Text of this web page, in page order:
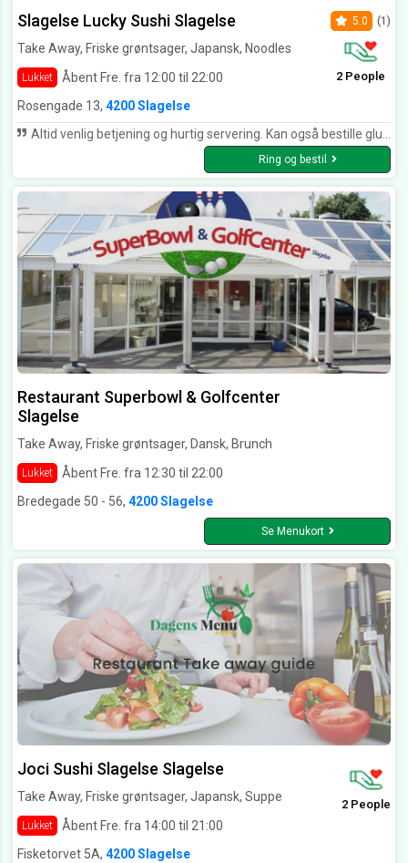
Slagelse Lucky Sushi Slagelse
Take Away, Friske grøntsager, Japansk, Noodles
Lukket Åbent Fre. fra 12:00 til 22:00
5.0 (1)
2 People
Rosengade 13, 4200 Slagelse
Altid venlig betjening og hurtig servering. Kan også bestille glutenfri og mælkeprotein fri sushi. Det er virkelig luksus. Og så smager det bare så godt. Kan virkelig anbefales.
Ring og bestil
Restaurant Superbowl & Golfcenter
Slagelse
Take Away, Friske grøntsager, Dansk, Brunch
Lukket
Åbent Fre. fra 12:30 til 22:00
Bredegade 50 - 56, 4200 Slagelse
Se Menukort
Joci Sushi Slagelse Slagelse
Take Away, Friske grøntsager, Japansk, Suppe
Lukket Åbent Fre. fra 14:00 til 21:00
2 People
Fisketorvet 5A, 4200 Slagelse